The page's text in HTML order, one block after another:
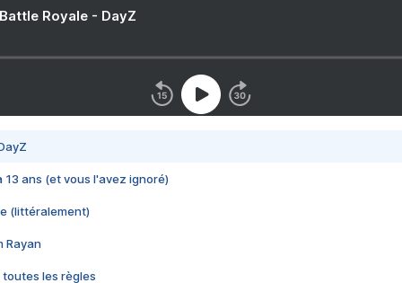
Royale - DayZ
13 ans (et vous l'avez ignoré)
(littéralement)
Rayan
toutes les règles